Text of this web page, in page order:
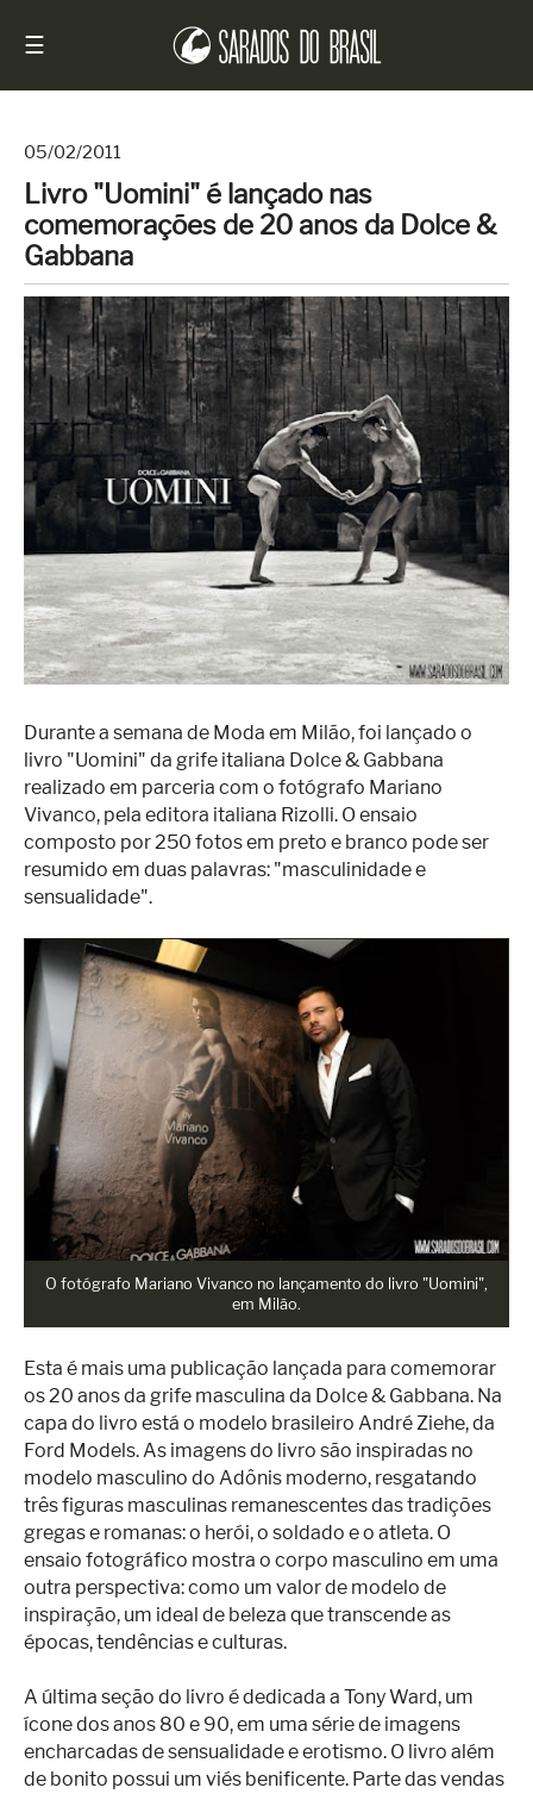
☰
Início
Notícias
Sarados
Brasil
Entrevistas
Antes
e
Depois
Superação
Fisiculturismo
Anabolizantes
Suplementação
Alimentação
Treino
Saúde
Ensaios
Concursos
Moda
Praia
Contato
05/02/2011
Livro "Uomini" é lançado nas
comemorações de 20 anos da Dolce &
Gabbana
Durante a semana de Moda em Milão, foi lançado o
livro "Uomini" da grife italiana Dolce & Gabbana
realizado em parceria com o fotógrafo Mariano
Vivanco, pela editora italiana Rizolli. O ensaio
composto por 250 fotos em preto e branco pode ser
resumido em duas palavras: "masculinidade e
sensualidade".
O fotógrafo Mariano Vivanco no lançamento do livro "Uomini",
em Milão.
Esta é mais uma publicação lançada para comemorar
os 20 anos da grife masculina da Dolce & Gabbana. Na
capa do livro está o modelo brasileiro André Ziehe, da
Ford Models. As imagens do livro são inspiradas no
modelo masculino do Adônis moderno, resgatando
três figuras masculinas remanescentes das tradições
gregas e romanas: o herói, o soldado e o atleta. O
ensaio fotográfico mostra o corpo masculino em uma
outra perspectiva: como um valor de modelo de
inspiração, um ideal de beleza que transcende as
épocas, tendências e culturas.
A última seção do livro é dedicada a Tony Ward, um
ícone dos anos 80 e 90, em uma série de imagens
encharcadas de sensualidade e erotismo. O livro além
de bonito possui um viés benificente. Parte das vendas